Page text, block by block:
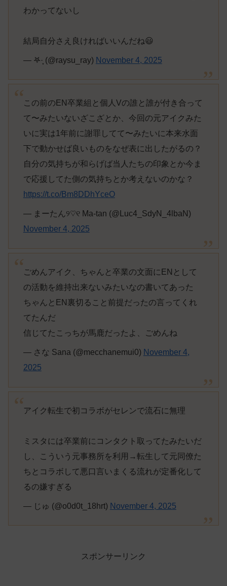
わかってないし
結局自分さえ良ければいいんだね😃
— 𖤐·̩͙ (@raysu_ray) November 4, 2025
この前のEN卒業組と個人Vの誰と誰が付き合って
て〜みたいないざこざとか、今回の元アイクみた
いに実は1年前に謝罪してて〜みたいに本来水面
下で動かせば良いものをなぜ表に出したがるの？
自分の気持ちが和らげば当人たちの印象とか今ま
で応援してた側の気持ちとか考えないのかな？
https://t.co/Bm8DDhYceO
— まーたん୨♡୧ Ma-tan (@Luc4_SdyN_4lbaN)
November 4, 2025
ごめんアイク、ちゃんと卒業の文面にENとして
の活動を維持出来ないみたいなの書いてあった
ちゃんとEN裏切ること前提だったの言ってくれ
てたんだ
信じてたこっちが馬鹿だったよ、ごめんね
— さな Sana (@mecchanemui0) November 4,
2025
アイク転生で初コラボがセレンで流石に無理
ミスタには卒業前にコンタクト取ってたみたいだ
し、こういう元事務所を利用→転生して元同僚た
ちとコラボして悪口言いまくる流れが定番化して
るの嫌すぎる
— じゅ (@o0d0t_18hrt) November 4, 2025
スポンサーリンク